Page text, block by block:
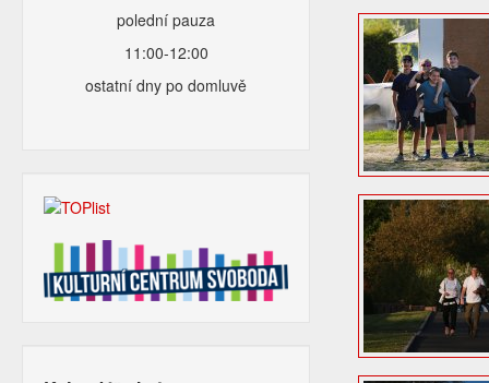
polední pauza
11:00-12:00
ostatní dny po domluvě